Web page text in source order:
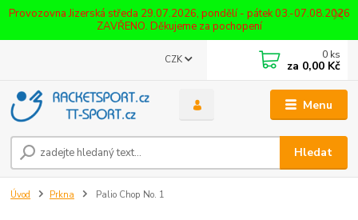
Provozovna Jizerská středa 29.07.2026, pondělí - pátek 03.-07.08.2026
ZAVŘENO. Děkujeme za pochopení
Menu
CZK
Hledat
0 ks
za 0,00 Kč
Úvod Prkna Palio Chop No. 1